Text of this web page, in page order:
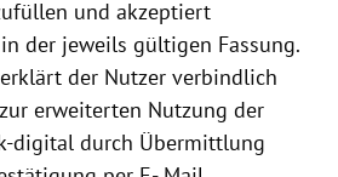
und akzeptiert
der jeweils gültigen Fassung.
der Nutzer verbindlich
erweiterten Nutzung der
digital durch Übermittlung